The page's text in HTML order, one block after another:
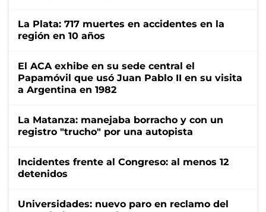
La Plata: 717 muertes en accidentes en la
región en 10 años
El ACA exhibe en su sede central el
Papamóvil que usó Juan Pablo II en su visita
a Argentina en 1982
La Matanza: manejaba borracho y con un
registro "trucho" por una autopista
Incidentes frente al Congreso: al menos 12
detenidos
Universidades: nuevo paro en reclamo del